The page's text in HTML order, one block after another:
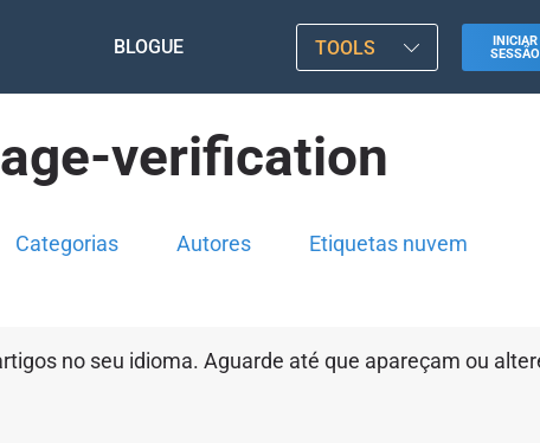
BLOGUE TOOLS
INICIAR
SESSÃO
age-verification
Categorias Autores Etiquetas nuvem